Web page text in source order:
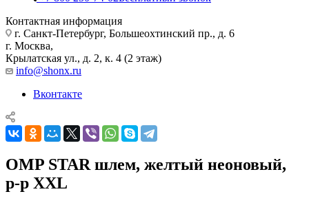
Контактная информация
г. Санкт-Петербург, Большеохтинский пр., д. 6
г. Москва,
Крылатская ул., д. 2, к. 4 (2 этаж)
info@shonx.ru
Вконтакте
OMP STAR шлем, желтый неоновый,
р-р XXL